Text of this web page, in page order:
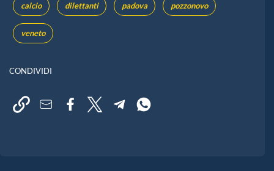
calcio dilettanti padova pozzonovo
veneto
CONDIVIDI